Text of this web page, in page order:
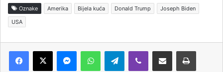
Oznake Amerika Bijela kuća Donald Trump
Joseph Biden
USA
Telegram